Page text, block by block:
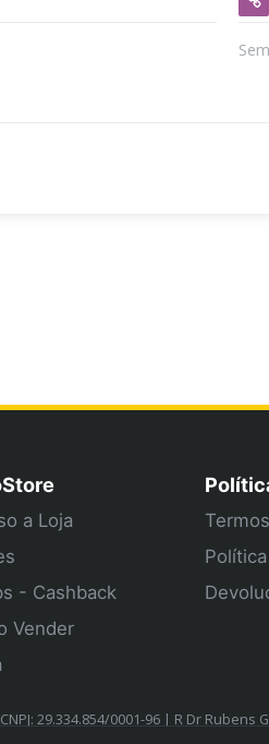
a Loja
- Cashback
Vender
CNPJ: 29.334.854/0001-96 | R Dr